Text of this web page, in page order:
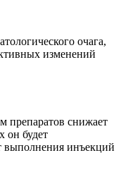
очага,
изменений
препаратов снижает
он будет
выполнения инъекций